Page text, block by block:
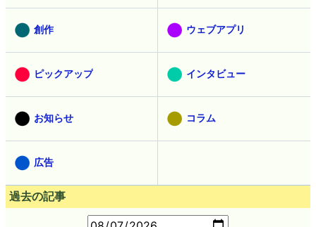
創作 ウェブアプリ
ピックアップ インタビュー
お知らせ コラム
広告
過去の記事